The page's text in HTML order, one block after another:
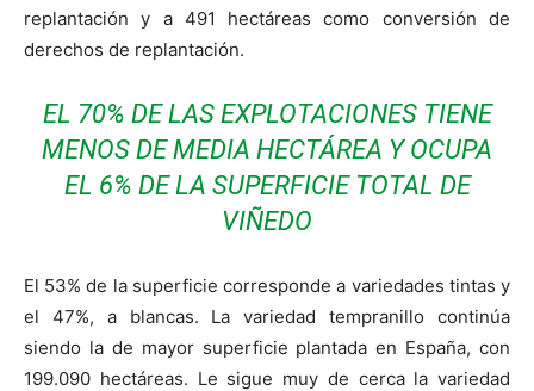
replantación y a 491 hectáreas como conversión de
derechos de replantación.
EL 70% DE LAS EXPLOTACIONES TIENE
MENOS DE MEDIA HECTÁREA Y OCUPA
EL 6% DE LA SUPERFICIE TOTAL DE
VIÑEDO
El 53% de la superficie corresponde a variedades tintas y
el 47%, a blancas. La variedad tempranillo continúa
siendo la de mayor superficie plantada en España, con
199.090 hectáreas. Le sigue muy de cerca la variedad